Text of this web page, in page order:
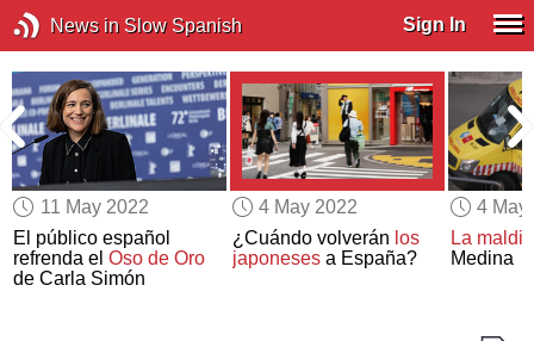
News in Slow Spanish Sign In
11 May 2022
El público español
refrenda elOso de Oro
de Carla Simón
4 May 2022
¿Cuándo volverán los
japonesesa España?
4 May
La
Medina